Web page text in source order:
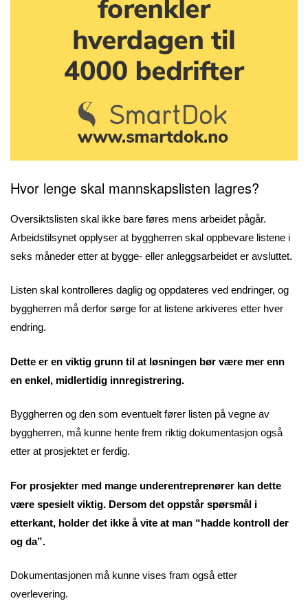
Hvor lenge skal mannskapslisten lagres?
Oversiktslisten skal ikke bare føres mens arbeidet pågår.
Arbeidstilsynet opplyser at byggherren skal oppbevare listene i
seks måneder etter at bygge- eller anleggsarbeidet er avsluttet.
Listen skal kontrolleres daglig og oppdateres ved endringer, og
byggherren må derfor sørge for at listene arkiveres etter hver
endring.
Dette er en viktig grunn til at løsningen bør være mer enn
en enkel, midlertidig innregistrering.
Byggherren og den som eventuelt fører listen på vegne av
byggherren, må kunne hente frem riktig dokumentasjon også
etter at prosjektet er ferdig.
For prosjekter med mange underentreprenører kan dette
være spesielt viktig. Dersom det oppstår spørsmål i
etterkant, holder det ikke å vite at man “hadde kontroll der
og da”.
Dokumentasjonen må kunne vises fram også etter
overlevering.